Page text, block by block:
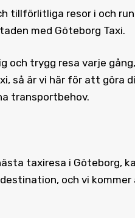
tillförlitliga resor i och
med Göteborg Taxi.
och trygg resa varje
så är vi här för att göra
transportbehov.
taxiresa i Göteborg,
och vi